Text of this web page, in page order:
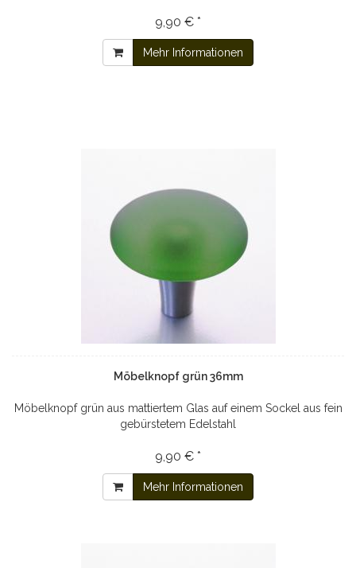
9,90 € *
Mehr Informationen
Möbelknopf grün 36mm
Möbelknopf grün aus mattiertem Glas auf einem Sockel aus fein
gebürstetem Edelstahl
9,90 € *
Mehr Informationen